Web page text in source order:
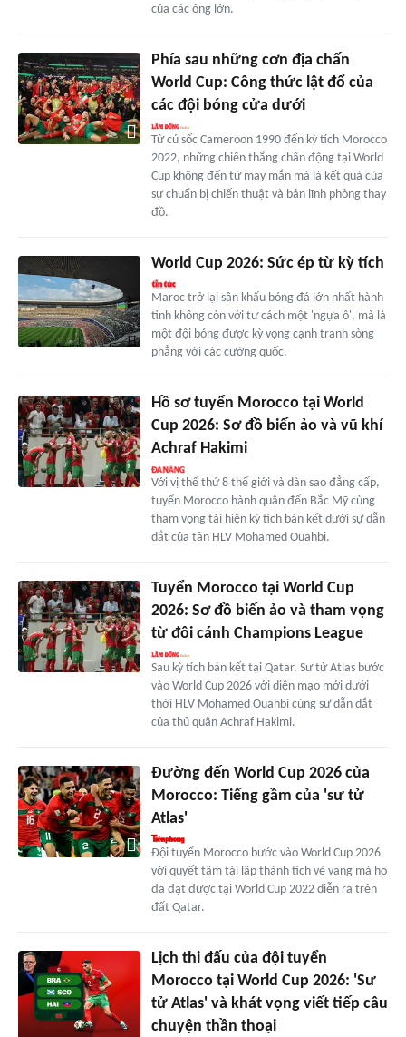
của các ông lớn.
Phía sau những cơn địa chấn
World Cup: Công thức lật đổ của
các đội bóng cửa dưới
Từ cú sốc Cameroon 1990 đến kỳ tích Morocco
2022, những chiến thắng chấn động tại World
Cup không đến từ may mắn mà là kết quả của
sự chuẩn bị chiến thuật và bản lĩnh phòng thay
đồ.
World Cup 2026: Sức ép từ kỳ tích
Maroc trở lại sân khấu bóng đá lớn nhất hành
tinh không còn với tư cách một 'ngựa ô', mà là
một đội bóng được kỳ vọng cạnh tranh sòng
phẳng với các cường quốc.
Hồ sơ tuyển Morocco tại World
Cup 2026: Sơ đồ biến ảo và vũ khí
Achraf Hakimi
Với vị thế thứ 8 thế giới và dàn sao đẳng cấp,
tuyển Morocco hành quân đến Bắc Mỹ cùng
tham vọng tái hiện kỳ tích bán kết dưới sự dẫn
dắt của tân HLV Mohamed Ouahbi.
Tuyển Morocco tại World Cup
2026: Sơ đồ biến ảo và tham vọng
từ đôi cánh Champions League
Sau kỳ tích bán kết tại Qatar, Sư tử Atlas bước
vào World Cup 2026 với diện mạo mới dưới
thời HLV Mohamed Ouahbi cùng sự dẫn dắt
của thủ quân Achraf Hakimi.
Đường đến World Cup 2026 của
Morocco: Tiếng gầm của 'sư tử
Atlas'
Đội tuyển Morocco bước vào World Cup 2026
với quyết tâm tái lập thành tích vẻ vang mà họ
đã đạt được tại World Cup 2022 diễn ra trên
đất Qatar.
Lịch thi đấu của đội tuyển
Morocco tại World Cup 2026: 'Sư
tử Atlas' và khát vọng viết tiếp câu
chuyện thần thoại